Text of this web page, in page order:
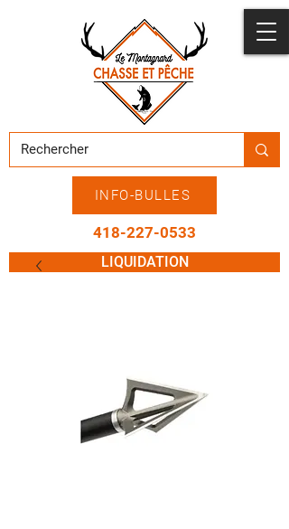
INFO-BULLES
418-227-0533
LIQUIDATION